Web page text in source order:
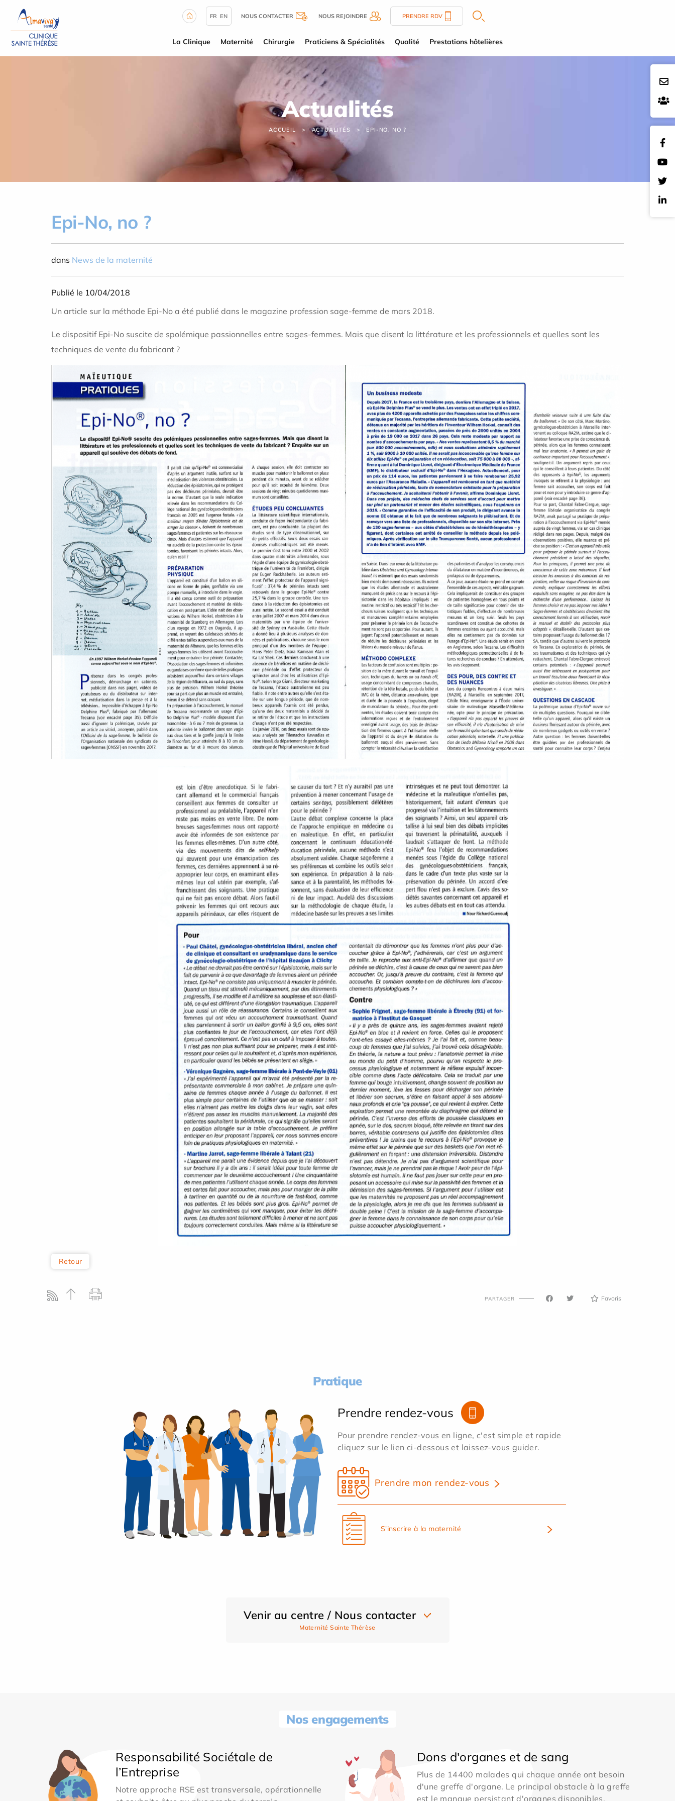
FR EN NOUS CONTACTER NOUS REJOINDRE PRENDRE RDV
La Clinique Maternité Chirurgie Praticiens & Spécialités Qualité Prestations hôtelières
Actualités
ACCUEIL ACTUALITÉS EPI-NO, NO ?
Epi-No, no ?
dans News de la maternité
Publié le 10/04/2018
Un article sur la méthode Epi-No a été publié dans le magazine profession sage-femme de mars 2018.
Le dispositif Epi-No suscite de spolémique passionnelles entre sages-femmes. Mais que disent la littérature et les professionnels et quelles sont les
techniques de vente du fabricant ?
Retour
PARTAGER Favoris
Pratique
Prendre rendez-vous
Pour prendre rendez-vous en ligne, c'est simple et rapide
cliquez sur le lien ci-dessous et laissez-vous guider.
Prendre mon rendez-vous
S'inscrire à la maternité
Venir au centre / Nous contacter
Maternité Sainte Thérèse
Nos engagements
Responsabilité Sociétale de
l’Entreprise
Notre approche RSE est transversale, opérationnelle
Dons d'organes et de sang
Plus de 14400 malades qui chaque année ont besoin
d'une greffe d'organe. Le principal obstacle à la greffe
est le manque persistant d'organes disponibles.
Panneau de gestion des cookies